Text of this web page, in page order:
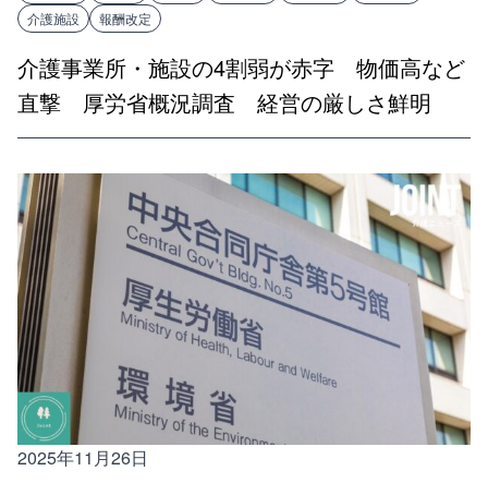
介護施設
報酬改定
介護事業所・施設の4割弱が赤字 物価高など
直撃 厚労省概況調査 経営の厳しさ鮮明
2025年11月26日